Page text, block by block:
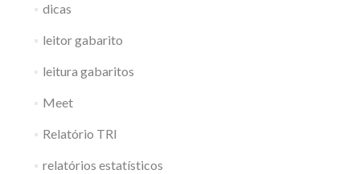
dicas
leitor gabarito
leitura gabaritos
Meet
Relatório TRI
relatórios estatísticos